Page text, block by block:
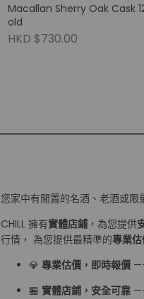
Macallan Sherry Oak Cask
old
HKD $730.00
您家中有閒置的名酒、老酒或限
CHILL 擁有實體店鋪 ，為您提供
行情， 為您提供最精準的專業
💎 專業估價，即時報價
🏪 實體店鋪，安全可靠